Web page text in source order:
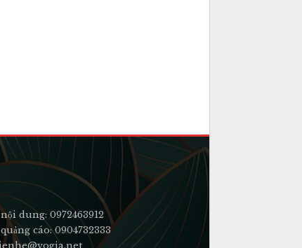
dung: 0972463912
cáo: 0904732333